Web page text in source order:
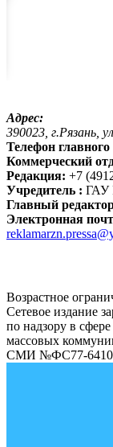
Адрес:
390023, г.Рязань,
Телефон
Коммерческий
Редакция: +7
Учредитель : ГАУ
Главный
Электронная
Возрастное
Сетевое издание
по надзору в
массовых
СМИ №ФС77-